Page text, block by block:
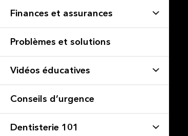
Finances et assurances
Problèmes et solutions
Vidéos éducatives
Conseils d’urgence
Dentisterie 101